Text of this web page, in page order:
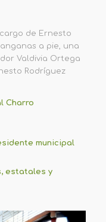
de Ernesto
a pie, una
Valdivia Ortega
Rodríguez
Charro
municipal
estatales y